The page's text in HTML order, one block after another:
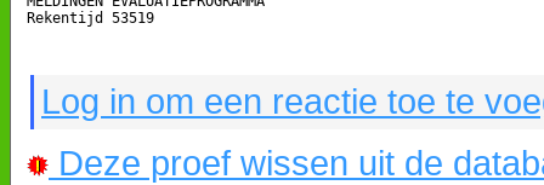
Rekentijd 53519
Log in om een reactie toe te
Deze proef wissen uit de